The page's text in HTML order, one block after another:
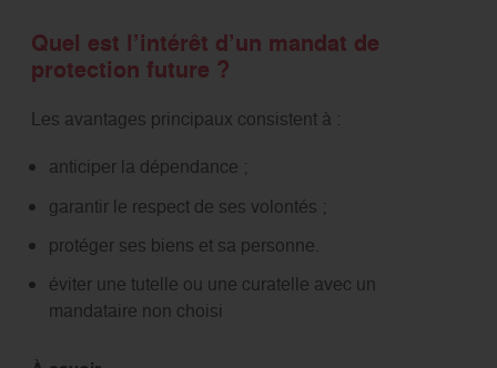
Quel est l’intérêt d’un mandat de
protection future ?
Les avantages principaux consistent à :
anticiper la dépendance ;
garantir le respect de ses volontés ;
protéger ses biens et sa personne.
éviter une tutelle ou une curatelle avec un
mandataire non choisi